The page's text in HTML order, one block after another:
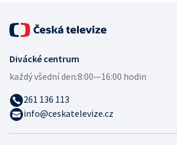
Divácké centrum
každý všední den:8:00—16:00 hodin
261 136 113
info@ceskatelevize.cz